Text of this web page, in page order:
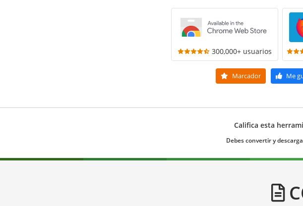
300,000+ usuarios
Marcador Me
Califica esta
Debes convertir y